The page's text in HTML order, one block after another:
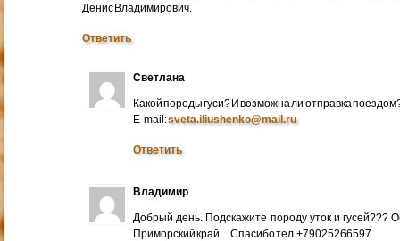
Денис Владимирович.
Ответить
Светлана
Какой породы гуси? И возможна ли отправка
E-mail:sveta.iliushenko@mail.ru
Ответить
Владимир
Добрый день. Подскажите породу уток и гусей???
Приморский край…Спасибо тел.+79025266597